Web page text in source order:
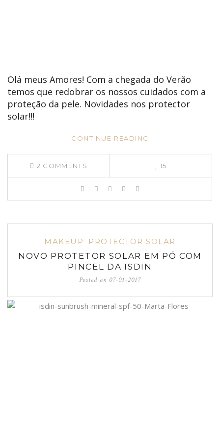
Olá meus Amores! Com a chegada do Verão
temos que redobrar os nossos cuidados com a
proteção da pele. Novidades nos protector
solar!!!
CONTINUE READING
2 COMMENTS 15
MAKEUP PROTECTOR SOLAR
NOVO PROTETOR SOLAR EM PÓ COM
PINCEL DA ISDIN
Posted on 07-01-2017